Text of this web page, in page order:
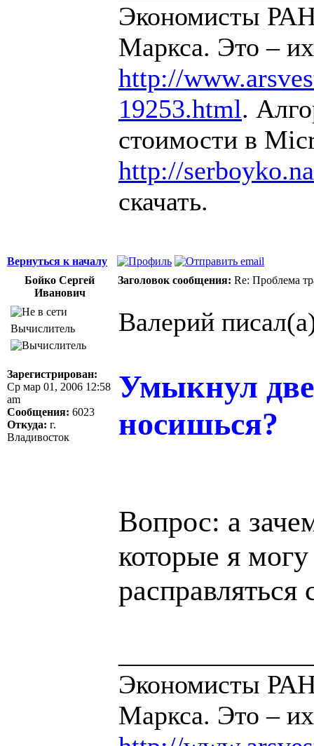
Экономисты
Маркса. Это –
http://
19253.html.
стоимости в
http://
скачать.
Вернуться к началу
Бойко Сергей
Иванович
Заголовок сообщения: Re: Проблема
Вычислитель
Зарегистрирован:
Ср мар 01, 2006 12:58
am
Сообщения: 6023
Откуда: г.
Владивосток
Валерий
Умыкнул
носишься?
Вопрос: а
которые я
Экономисты
Маркса. Это –